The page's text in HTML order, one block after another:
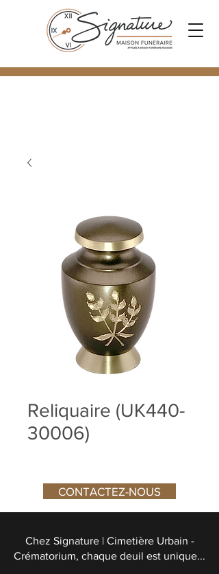
Reliquaire (UK440-
30006)
CONTACTEZ-NOUS
Chez Signature | Cimetière Urbain -
Crématorium, chaque deuil est unique...